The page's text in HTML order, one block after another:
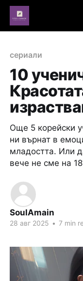
сериали
10
Още 5 корейски
ни върнат в
младостта. Или
вече не сме на
SoulAmain
28 авг 2025 • 7 min